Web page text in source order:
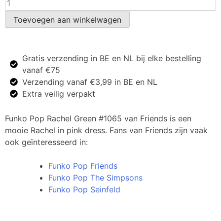
Toevoegen aan winkelwagen
Gratis verzending in BE en NL bij elke bestelling
vanaf €75
Verzending vanaf €3,99 in BE en NL
Extra veilig verpakt
Funko Pop Rachel Green #1065 van Friends is een
mooie Rachel in pink dress. Fans van Friends zijn vaak
ook geïnteresseerd in:
Funko Pop Friends
Funko Pop The Simpsons
Funko Pop Seinfeld